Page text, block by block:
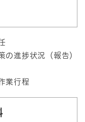
の進捗状況（報告）
業行程